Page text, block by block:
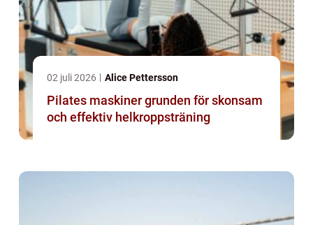
02 juli 2026 Alice Pettersson
Pilates maskiner grunden för skonsam
och effektiv helkroppsträning